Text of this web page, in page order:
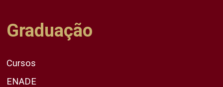
Graduação
Cursos
ENADE